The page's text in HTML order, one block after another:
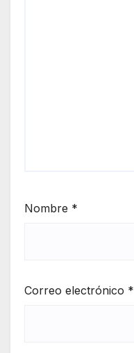
Nombre *
Correo electrónico *